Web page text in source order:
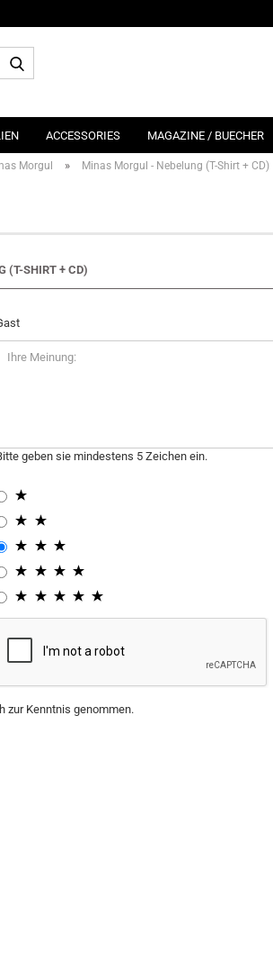
ACCESSORIES MAGAZINE / BUECHER
Morgul » Minas Morgul - Nebelung (T-Shirt + CD)
(T-SHIRT + CD)
geben sie mindestens 5 Zeichen ein.
zur Kenntnis genommen.